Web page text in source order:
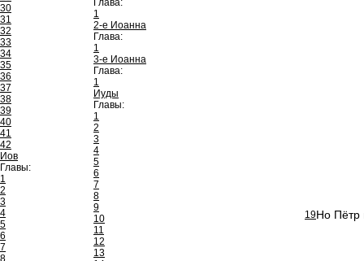
30
31
32
33
34
35
36
37
38
39
40
41
42
Иов
Главы:
1
2
3
4
5
6
7
8
Глава:
1
2-е Иоанна
Глава:
1
3-е Иоанна
Глава:
1
Иуды
Главы:
1
2
3
4
5
6
7
8
9
10
11
12
13
19Но Пётр